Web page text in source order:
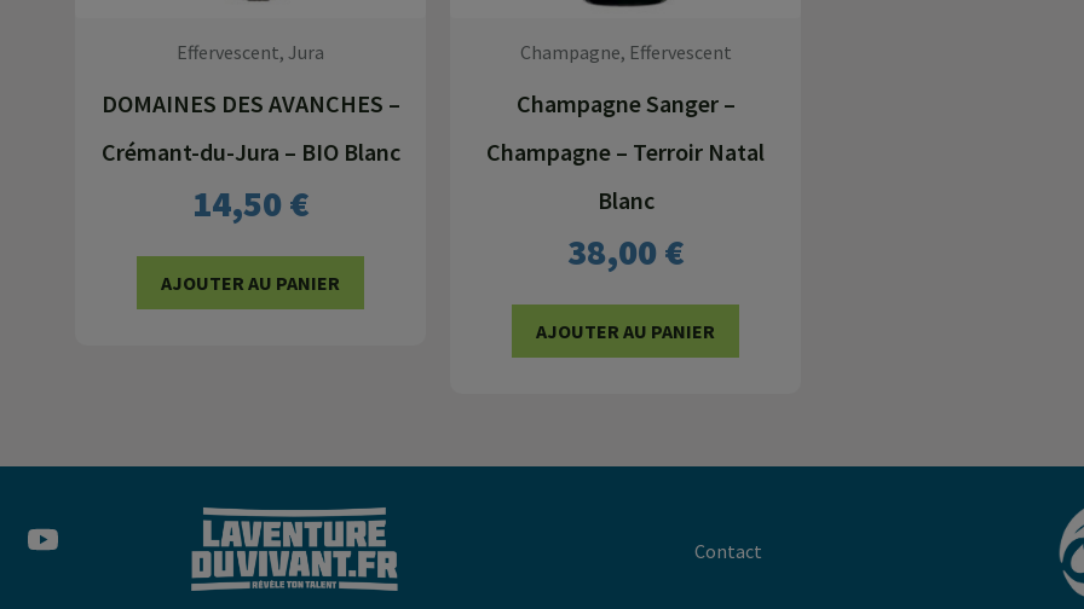
Effervescent, Jura
DOMAINES DES AVANCHES –
Crémant-du-Jura – BIO Blanc
14,50€
AJOUTER AU PANIER
Champagne, Effervescent
Champagne Sanger –
Champagne – Terroir Natal
Blanc
38,00€
AJOUTER AU PANIER
Contact